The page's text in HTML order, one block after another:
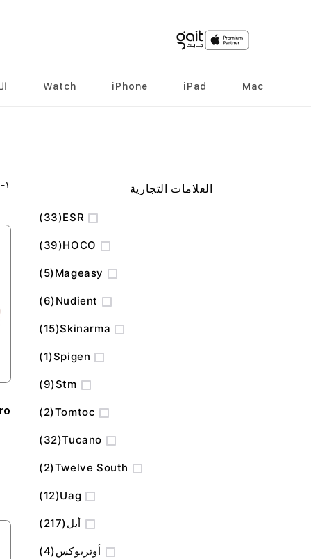
Mac
iPad
iPhone
Watch
١- العلامات التجارية
ESR
33
المنتج
HOCO
39
المنتج
Mageasy
5
المنتج
Nudient
6
المنتج
Skinarma
15
المنتج
Spigen
1
منتج
Stm
9
المنتج
Tomtoc
2
المنتج
Tucano
32
المنتج
Twelve South
2
المنتج
Uag
12
المنتج
أبل 217
المنتج
أوتربوكس 4
المنتج